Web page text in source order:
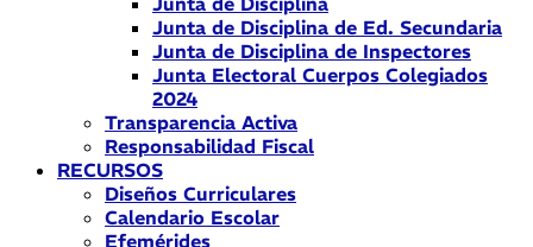
Junta de Disciplina de Ed. Secundaria
Junta de Disciplina de Inspectores
Junta Electoral Cuerpos Colegiados
2024
Transparencia Activa
Responsabilidad Fiscal
RECURSOS
Diseños Curriculares
Calendario Escolar
Efemérides